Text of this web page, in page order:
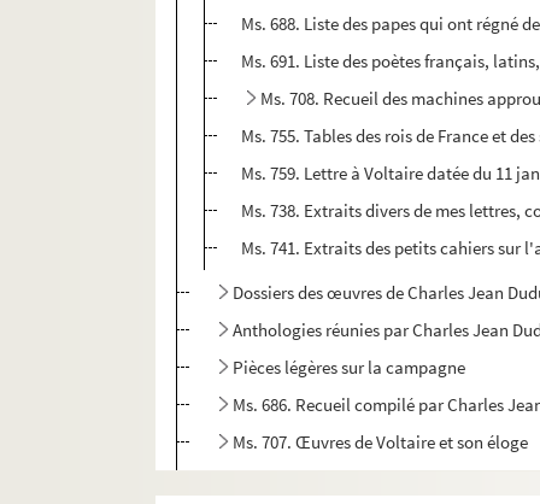
Ms. 688. Liste des papes qui ont régné
Ms. 691. Liste des poètes français,
Ms. 708. Recueil des machines
Ms. 755. Tables des rois de France et
Ms. 759. Lettre à Voltaire datée du 11
Ms. 738. Extraits divers de mes lettres,
Ms. 741. Extraits des petits cahiers sur
Dossiers des œuvres de Charles Jean
Anthologies réunies par Charles Jean
Pièces légères sur la campagne
Ms. 686. Recueil compilé par Charles
Ms. 707. Œuvres de Voltaire et son éloge